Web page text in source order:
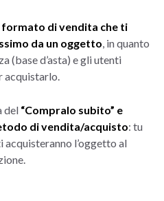
formato di vendita che ti
da un oggetto , in quanto
(base d’asta) e gli utenti
del “Compralo subito” e
di vendita/acquisto: tu
l’oggetto al